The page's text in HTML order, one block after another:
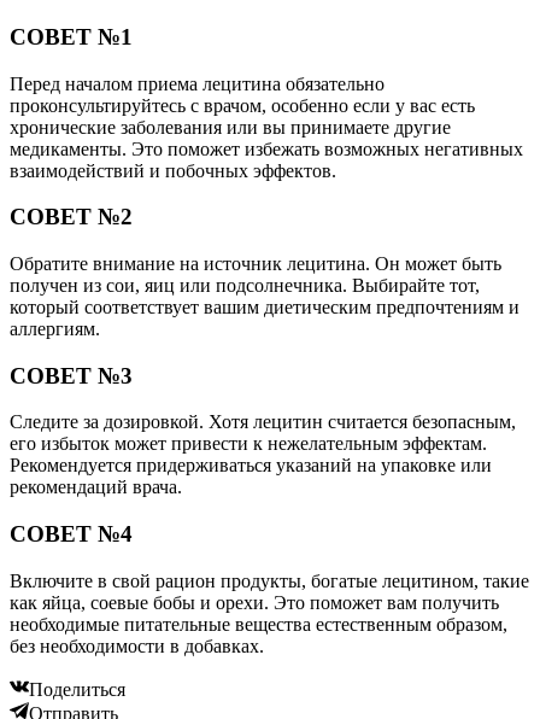
СОВЕТ №1
Перед началом приема лецитина обязательно
проконсультируйтесь с врачом, особенно если у вас есть
хронические заболевания или вы принимаете другие
медикаменты. Это поможет избежать возможных негативных
взаимодействий и побочных эффектов.
СОВЕТ №2
Обратите внимание на источник лецитина. Он может быть
получен из сои, яиц или подсолнечника. Выбирайте тот,
который соответствует вашим диетическим предпочтениям и
аллергиям.
СОВЕТ №3
Следите за дозировкой. Хотя лецитин считается безопасным,
его избыток может привести к нежелательным эффектам.
Рекомендуется придерживаться указаний на упаковке или
рекомендаций врача.
СОВЕТ №4
Включите в свой рацион продукты, богатые лецитином, такие
как яйца, соевые бобы и орехи. Это поможет вам получить
необходимые питательные вещества естественным образом,
без необходимости в добавках.
Поделиться
Отправить